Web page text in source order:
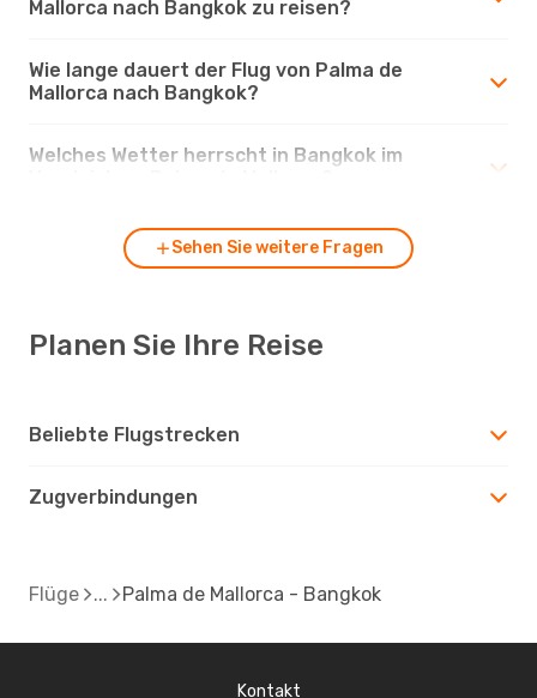
Mallorca nach Bangkok zu reisen?
Wie lange dauert der Flug von Palma de
Mallorca nach Bangkok?
Welches Wetter herrscht in Bangkok im
Sehen Sie weitere Fragen
Planen Sie Ihre Reise
Beliebte Flugstrecken
Zugverbindungen
Flüge Palma de Mallorca - Bangkok
Kontakt